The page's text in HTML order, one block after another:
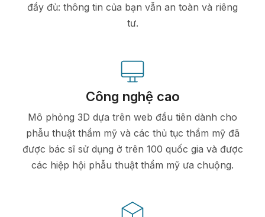
đầy đủ: thông tin của bạn vẫn an toàn và riêng
tư.
Công nghệ cao
Mô phỏng 3D dựa trên web đầu tiên dành cho
phẫu thuật thẩm mỹ và các thủ tục thẩm mỹ đã
được bác sĩ sử dụng ở trên 100 quốc gia và được
các hiệp hội phẫu thuật thẩm mỹ ưa chuộng.